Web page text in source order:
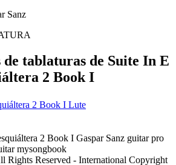
Sanz
tablaturas de Suite In E
2 Book I
2 Book I Lute
Rights Reserved - International Copyright